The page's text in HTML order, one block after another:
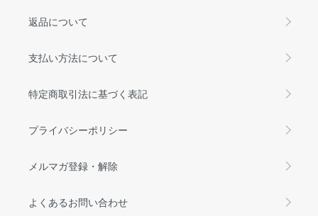
返品について
支払い方法について
特定商取引法に基づく表記
プライバシーポリシー
メルマガ登録・解除
よくあるお問い合わせ